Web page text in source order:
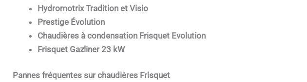
Hydromotrix Tradition et Visio
Prestige Évolution
Chaudières à condensation Frisquet Evolution
Frisquet Gazliner 23 kW
Pannes fréquentes sur chaudières Frisquet